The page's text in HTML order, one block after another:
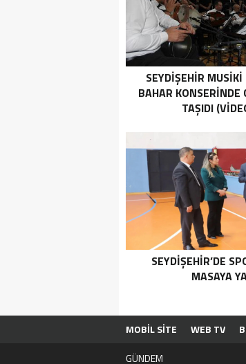
SEYDIŞEHIR
BAHAR KONSERINDE
TAŞIDI
SEYDIŞEHIR’DE
MASAYA
MOBİL SİTE WEB TV
GÜNDEM